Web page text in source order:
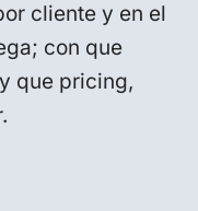
cliente y en el
con que
que pricing,